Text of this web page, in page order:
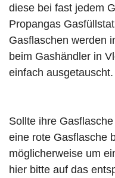
diese bei fast jedem
Propangas
Gasflaschen werden
beim Gashändler in
einfach ausgetauscht.
Sollte ihre
eine rote Gasflasche
möglicherweise um
hier bitte auf das